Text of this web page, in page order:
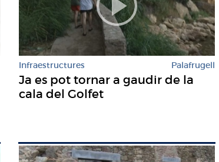
Infraestructures Palafrugell
Ja es pot tornar a gaudir de la
cala del Golfet